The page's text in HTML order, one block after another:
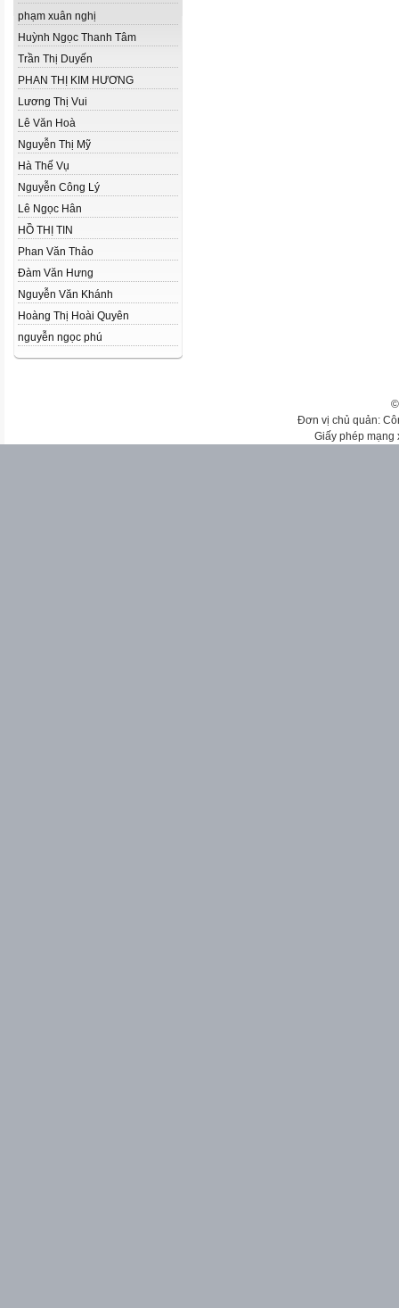
phạm xuân nghị
Huỳnh Ngọc Thanh Tâm
Trần Thị Duyến
PHAN THỊ KIM HƯƠNG
Lương Thị Vui
Lê Văn Hoà
Nguyễn Thị Mỹ
Hà Thế Vụ
Nguyễn Công Lý
Lê Ngọc Hân
HỒ THỊ TIN
Phan Văn Thảo
Đàm Văn Hưng
Nguyễn Văn Khánh
Hoàng Thị Hoài Quyên
nguyễn ngọc phú
Đơn vị chủ quản:
Giấy phép mạng